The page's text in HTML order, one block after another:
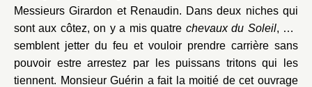
Messieurs Girardon et Renaudin. Dans deux niches qui
sont aux côtez, on y a mis quatre chevaux du Soleil, qui
semblent jetter du feu et vouloir prendre carrière sans
pouvoir estre arrestez par les puissans tritons qui les
tiennent. Monsieur Guérin a fait la moitié de cet ouvrage